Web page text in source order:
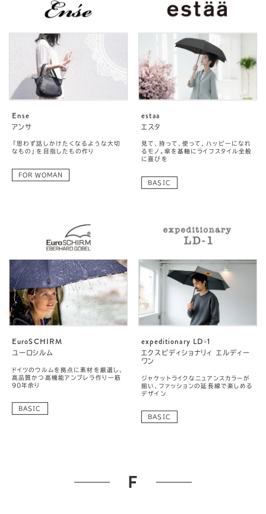
Ense
アンサ
「思わず話しかけたくなるような大切
なもの」を目指したもの作り
FOR WOMAN
estaa
エスタ
見て、持って、使って、ハッピーになれ
るモノ。傘を基軸にライフスタイル全般
に喜びを
BASIC
EuroSCHIRM
ユーロシルム
ドイツのウルムを拠点に素材を厳選し、
高品質かつ高機能アンブレラ作り一筋
90年余り
BASIC
expeditionary LD-1
エクスピディショナリィ エルディー
ワン
ジャケットライクなニュアンスカラーが
揃い、ファッションの延長線で楽しめる
デザイン
BASIC
F